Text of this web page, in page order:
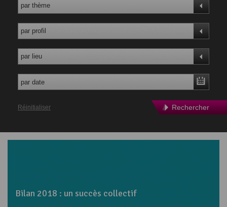
Bilan 2018 : un succès collectif
par thème
par profil
par lieu
Rechercher
Réinitialiser